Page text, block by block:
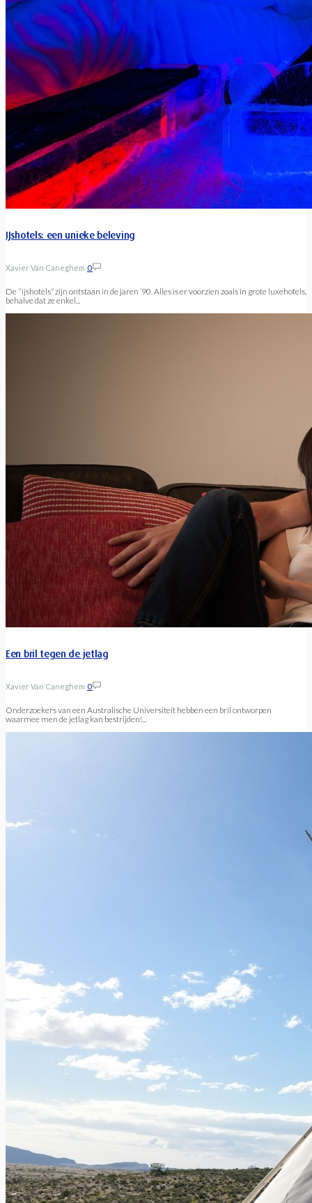
IJshotels: een unieke beleving
Xavier Van Caneghem 0
De “ijshotels” zijn ontstaan in de jaren ’90. Alles is er voorzien zoals in grote luxehotels,
behalve dat ze enkel...
Een bril tegen de jetlag
Xavier Van Caneghem 0
Onderzoekers van een Australische Universiteit hebben een bril ontworpen
waarmee men de jetlag kan bestrijden!...